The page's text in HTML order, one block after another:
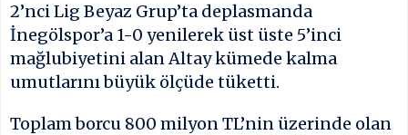
2’nci Lig Beyaz Grup’ta deplasmanda
İnegölspor’a 1-0 yenilerek üst üste 5’inci
mağlubiyetini alan Altay kümede kalma
umutlarını büyük ölçüde tüketti.
Toplam borcu 800 milyon TL’nin üzerinde olan